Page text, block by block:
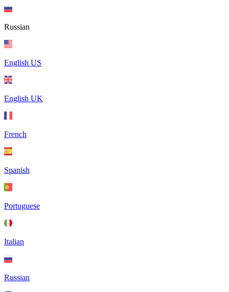
Russian
English US
English UK
French
Spanish
Portuguese
Italian
Russian